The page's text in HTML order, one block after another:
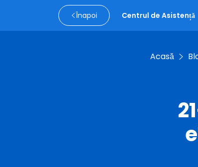
Înapoi Centrul de Asistență
Acasă